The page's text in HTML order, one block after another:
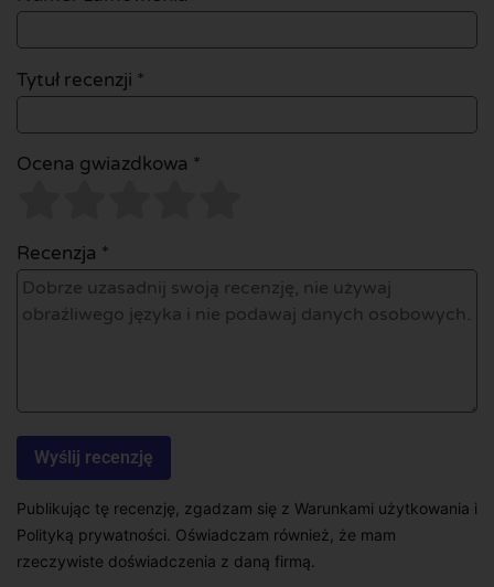
Tytuł recenzji *
Ocena gwiazdkowa *
Recenzja *
Publikując tę recenzję, zgadzam się z Warunkami użytkowania i
Polityką prywatności. Oświadczam również, że mam
rzeczywiste doświadczenia z daną firmą.